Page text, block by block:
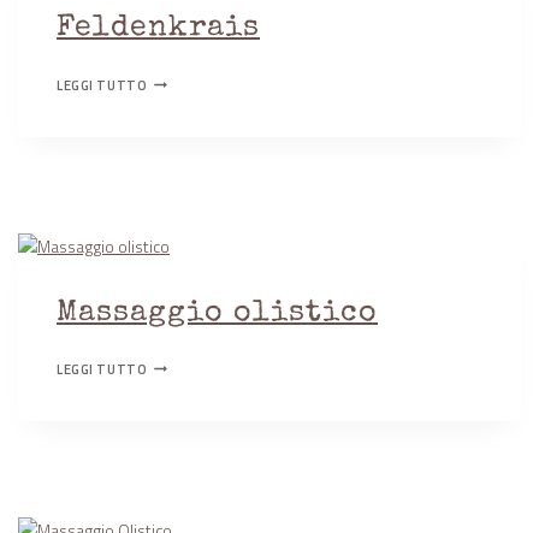
Feldenkrais
LEGGI TUTTO FELDENKRAIS
Massaggio olistico
LEGGI TUTTO MASSAGGIO